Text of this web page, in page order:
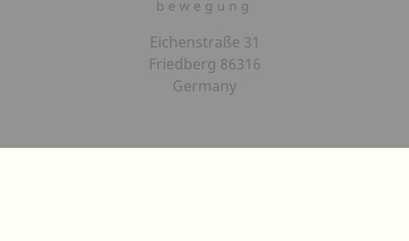
Eichenstraße 31
Friedberg 86316
Germany